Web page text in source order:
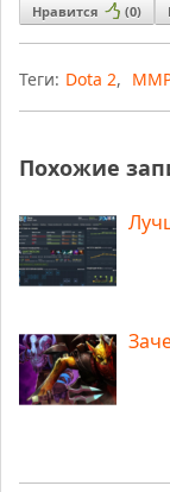
Нравится (0)
Теги: Dota 2, ММР
Похожие